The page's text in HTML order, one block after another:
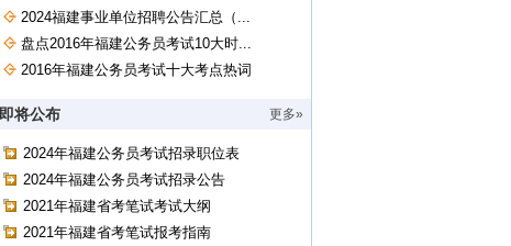
2024福建事业单位招聘公告汇总（...
盘点2016年福建公务员考试10大时...
2016年福建公务员考试十大考点热词
即将公布 更多»
2024年福建公务员考试招录职位表
2024年福建公务员考试招录公告
2021年福建省考笔试考试大纲
2021年福建省考笔试报考指南